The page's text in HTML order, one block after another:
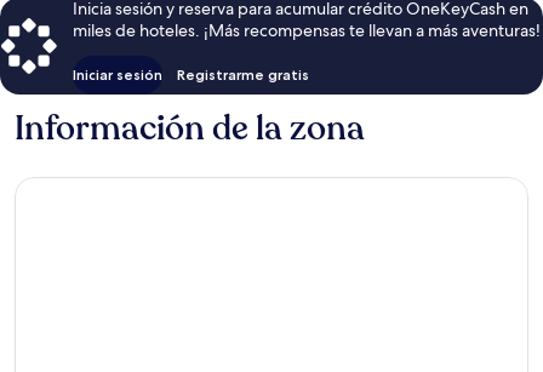
Inicia sesión y reserva para acumular crédito OneKeyCash en
miles de hoteles. ¡Más recompensas te llevan a más aventuras!
Iniciar sesión Registrarme gratis
Información de la zona